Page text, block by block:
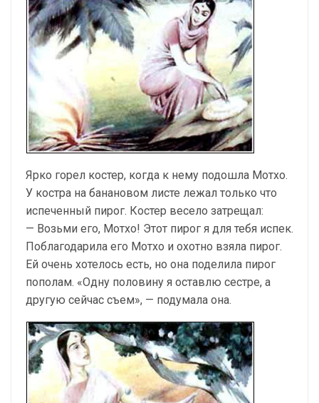
Ярко горел костер, когда к нему подошла Мотхо.
У костра на банановом листе лежал только что
испеченный пирог. Костер весело затрещал:
— Возьми его, Мотхо! Этот пирог я для тебя испек.
Поблагодарила его Мотхо и охотно взяла пирог.
Ей очень хотелось есть, но она поделила пирог
пополам. «Одну половину я оставлю сестре, а
другую сейчас съем», — подумала она.